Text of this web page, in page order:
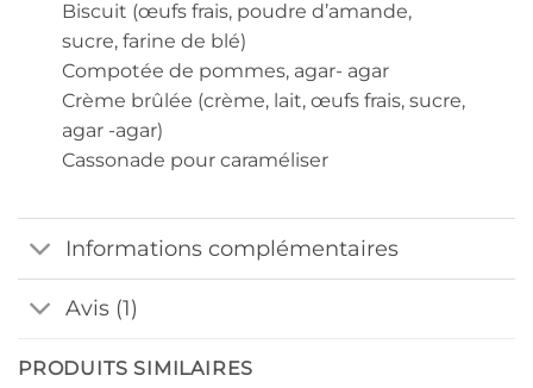
Biscuit (œufs frais, poudre d’amande,
sucre, farine de blé)
Compotée de pommes, agar- agar
Crème brûlée (crème, lait, œufs frais, sucre,
agar -agar)
Cassonade pour caraméliser
Informations complémentaires
Avis (1)
PRODUITS SIMILAIRES